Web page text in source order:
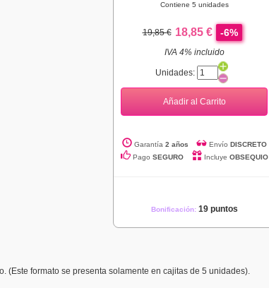
Contiene 5 unidades
19,85 € 18,85 € -6%
IVA 4% incluido
Unidades:
Añadir al Carrito
Garantía 2 años Envío DISCRETO
Pago SEGURO Incluye OBSEQUIO
Bonificación: 19 puntos
(Este formato se presenta solamente en cajitas de 5 unidades).